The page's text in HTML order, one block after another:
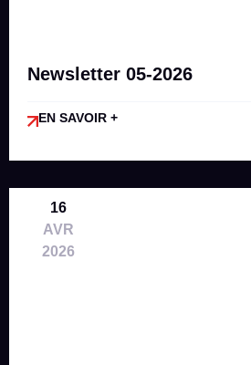
Newsletter 05-2026
EN SAVOIR +
16
AVR
2026